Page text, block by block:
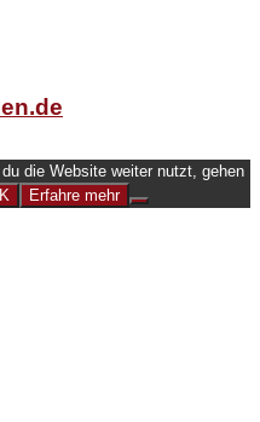
die Website weiter nutzt, gehen
Erfahre mehr